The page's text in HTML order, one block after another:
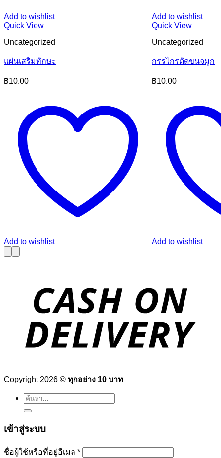
Add to wishlist
Quick View
Uncategorized
แผ่นเสริมทักษะ
฿10.00
Add to wishlist
Add to wishlist
Quick View
Uncategorized
กรรไกรตัดขนจมูก
฿10.00
Add to wishlist
Copyright 2026 © ทุกอย่าง 10 บาท
ค้นหา:
เข้าสู่ระบบ
ชื่อผู้ใช้หรือที่อยู่อีเมล *ต้องการ